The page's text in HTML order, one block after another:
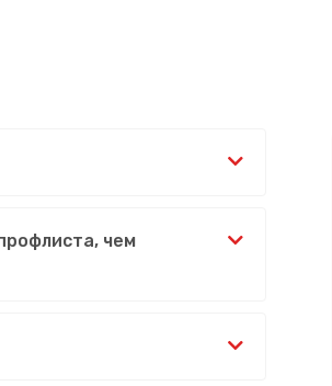
чем